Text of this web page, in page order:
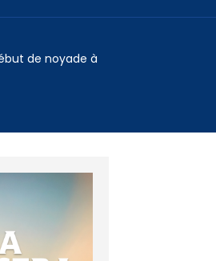
de noyade à